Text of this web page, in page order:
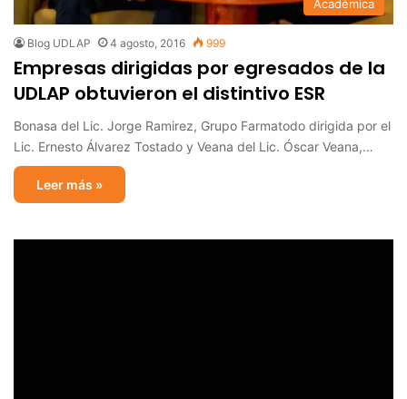
Académica
Blog UDLAP 4 agosto, 2016 999
Empresas dirigidas por egresados de la
UDLAP obtuvieron el distintivo ESR
Bonasa del Lic. Jorge Ramirez, Grupo Farmatodo dirigida por el
Lic. Ernesto Álvarez Tostado y Veana del Lic. Óscar Veana,…
Leer más »